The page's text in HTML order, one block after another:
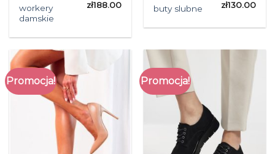
workery
damskie
zł188.00 buty slubne
zł130.00
Promocja! Promocja!